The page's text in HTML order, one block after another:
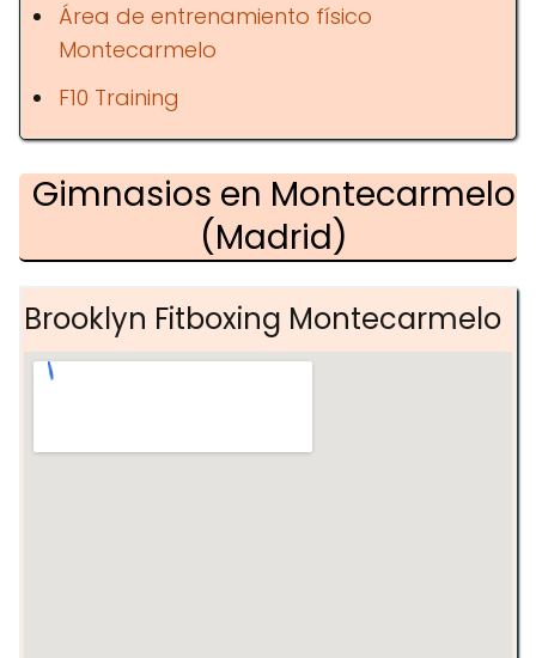
Área de entrenamiento físico
Montecarmelo
F10 Training
Gimnasios en Montecarmelo
(Madrid)
Brooklyn Fitboxing Montecarmelo